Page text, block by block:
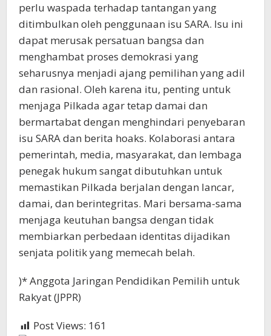
perlu waspada terhadap tantangan yang
ditimbulkan oleh penggunaan isu SARA. Isu ini
dapat merusak persatuan bangsa dan
menghambat proses demokrasi yang
seharusnya menjadi ajang pemilihan yang adil
dan rasional. Oleh karena itu, penting untuk
menjaga Pilkada agar tetap damai dan
bermartabat dengan menghindari penyebaran
isu SARA dan berita hoaks. Kolaborasi antara
pemerintah, media, masyarakat, dan lembaga
penegak hukum sangat dibutuhkan untuk
memastikan Pilkada berjalan dengan lancar,
damai, dan berintegritas. Mari bersama-sama
menjaga keutuhan bangsa dengan tidak
membiarkan perbedaan identitas dijadikan
senjata politik yang memecah belah.
)* Anggota Jaringan Pendidikan Pemilih untuk
Rakyat (JPPR)
Post Views: 161